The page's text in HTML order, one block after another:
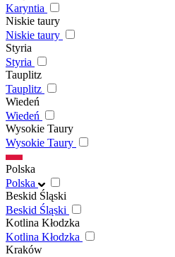
Karyntia
Niskie taury
Niskie taury
Styria
Styria
Tauplitz
Tauplitz
Wiedeń
Wiedeń
Wysokie Taury
Wysokie Taury
Polska
Polska
Beskid Śląski
Beskid Śląski
Kotlina Kłodzka
Kotlina Kłodzka
Kraków